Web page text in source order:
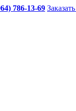
786-13-69